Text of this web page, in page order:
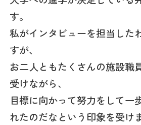
す。
私がインタビューを担当した
すが、
お二人ともたくさんの施設職
受けながら、
目標に向かって努力をして一
れたのだなという印象を受け